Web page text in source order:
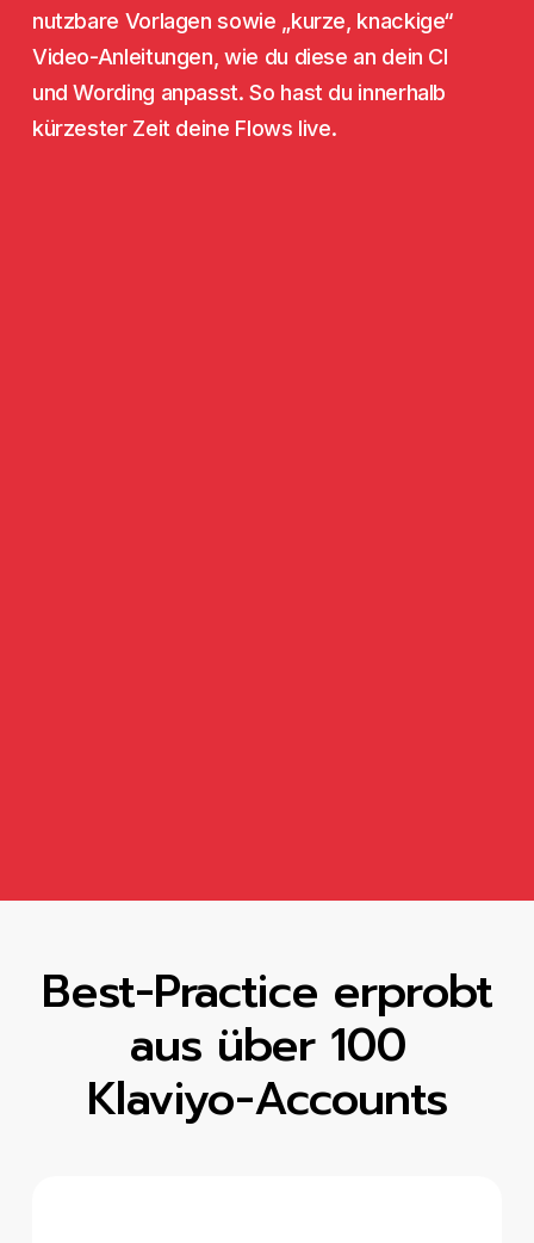
nutzbare Vorlagen sowie „kurze, knackige“
Video-Anleitungen, wie du diese an dein CI
und Wording anpasst. So hast du innerhalb
kürzester Zeit deine Flows live.
Best-Practice erprobt
aus über 100
Klaviyo-Accounts